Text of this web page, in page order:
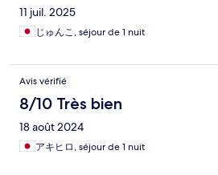
11 juil. 2025
じゅんこ, séjour de 1 nuit
Avis vérifié
8/10 Très bien
18 août 2024
アキヒロ, séjour de 1 nuit